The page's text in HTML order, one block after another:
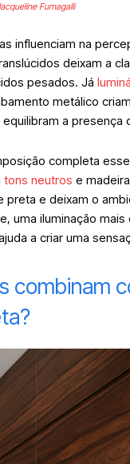
Fumagalli
influenciam na
deixam a
pesados. Já
metálico
a presença
completa
tons neutros e
preta e deixam o
uma iluminação
a criar uma
combinam